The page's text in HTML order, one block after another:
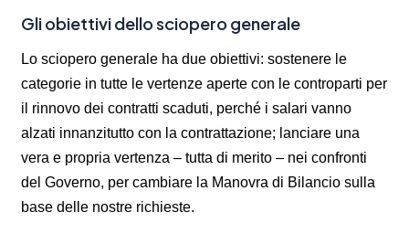
Gli obiettivi dello sciopero generale
Lo sciopero generale ha due obiettivi: sostenere le
categorie in tutte le vertenze aperte con le controparti per
il rinnovo dei contratti scaduti, perché i salari vanno
alzati innanzitutto con la contrattazione; lanciare una
vera e propria vertenza – tutta di merito – nei confronti
del Governo, per cambiare la Manovra di Bilancio sulla
base delle nostre richieste.